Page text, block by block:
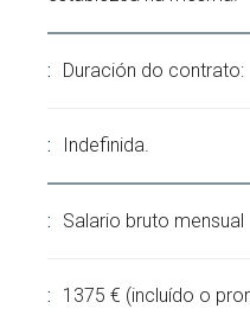
Duración do contrato:
Indefinida.
Salario bruto mensual
1375 € (incluído o